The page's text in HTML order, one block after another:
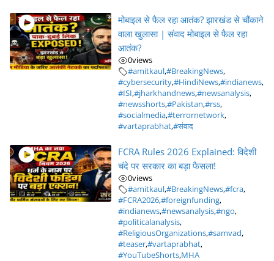
मोबाइल से फैल रहा आतंक? झारखंड से चौंकाने
वाला खुलासा | संवाद मोबाइल से फैल रहा
आतंक?
0views
#amitkaul,#BreakingNews,
#cybersecurity,#HindiNews,#indianews,
#ISI,#jharkhandnews,#newsanalysis,
#newsshorts,#Pakistan,#rss,
#socialmedia,#terrornetwork,
#vartaprabhat,#संवाद
FCRA Rules 2026 Explained: विदेशी
चंदे पर सरकार का बड़ा फैसला!
0views
#amitkaul,#BreakingNews,#fcra,
#FCRA2026,#foreignfunding,
#indianews,#newsanalysis,#ngo,
#politicalanalysis,
#ReligiousOrganizations,#samvad,
#teaser,#vartaprabhat,
#YouTubeShorts,MHA